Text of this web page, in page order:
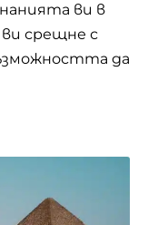
ви в
срещне с
да